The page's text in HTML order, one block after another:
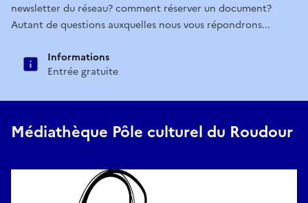
newsletter du réseau? comment réserver un document?
Autant de questions auxquelles nous vous répondrons...
Informations
Entrée gratuite
Médiathèque Pôle culturel du Roudour